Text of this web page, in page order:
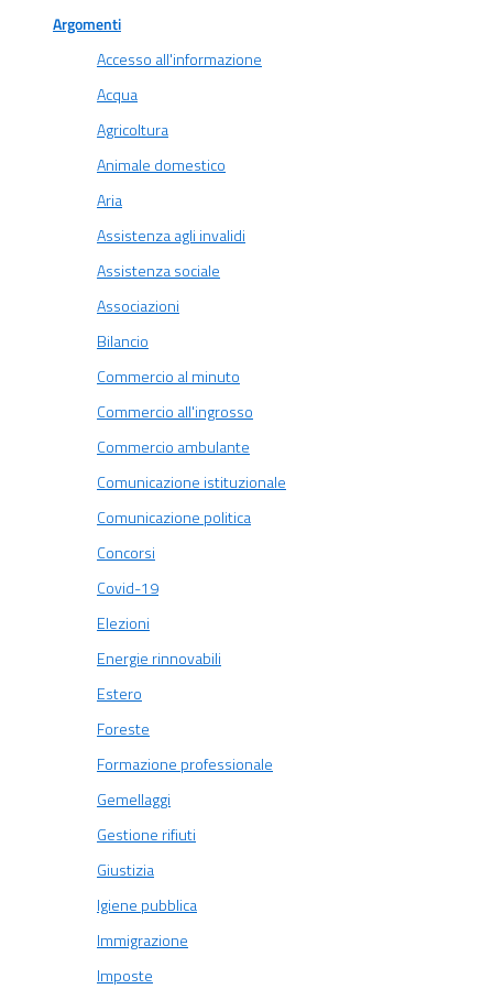
Argomenti
Accesso all'informazione
Acqua
Agricoltura
Animale domestico
Aria
Assistenza agli invalidi
Assistenza sociale
Associazioni
Bilancio
Commercio al minuto
Commercio all'ingrosso
Commercio ambulante
Comunicazione istituzionale
Comunicazione politica
Concorsi
Covid-19
Elezioni
Energie rinnovabili
Estero
Foreste
Formazione professionale
Gemellaggi
Gestione rifiuti
Giustizia
Igiene pubblica
Immigrazione
Imposte